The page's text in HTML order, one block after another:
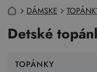
DÁMSKE
Detské
TOPÁNKY